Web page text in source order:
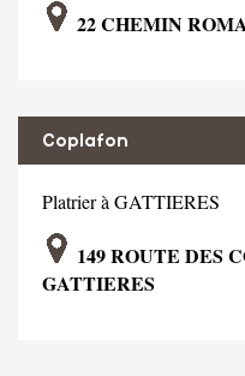
22 CHEMIN
Coplafon
Platrier à GATTIERES
149 ROUTE DES
GATTIERES